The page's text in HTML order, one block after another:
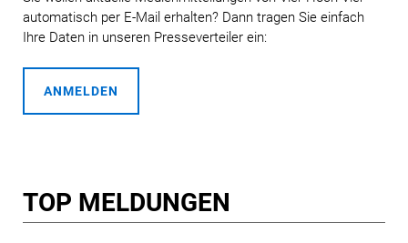
automatisch per E-Mail erhalten? Dann tragen Sie einfach
Ihre Daten in unseren Presseverteiler ein:
ANMELDEN
TOP MELDUNGEN